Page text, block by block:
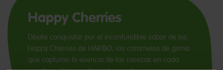
Happy Cherries
Déjate conquistar por el inconfundible sabor de los
Happy Cherries de HARIBO, los caramelos de goma
que capturan la esencia de las cerezas en cada